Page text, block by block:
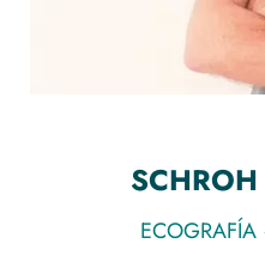
ECOGRAFÍA